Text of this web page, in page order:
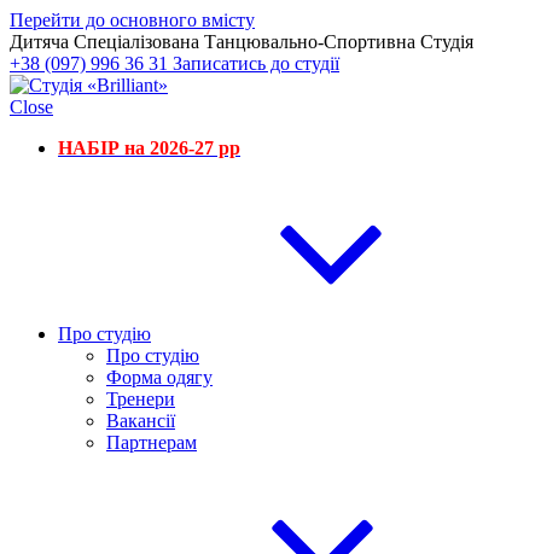
Перейти до основного вмісту
Дитяча Спеціалізована Танцювально-Спортивна Студія
+38 (097) 996 36 31 Записатись до студії
Close
НАБІР на 2026-27 рр
Про студію
Про студію
Форма одягу
Тренери
Вакансії
Партнерам